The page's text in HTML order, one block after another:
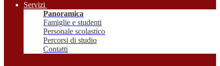
Servizi
Panoramica
Famiglie e studenti
Personale scolastico
Percorsi di studio
Contatti